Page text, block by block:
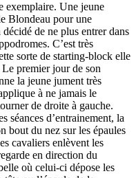
exemplaire. Une jeune
Blondeau pour une
de ne plus entrer dans
C’est très
sorte de starting-block elle
premier jour de son
la jeune jument très
à ne jamais le
de droite à gauche.
séances d’entrainement, la
bout du nez sur les épaules
cavaliers enlèvent les
en direction du
où celui-ci dépose les